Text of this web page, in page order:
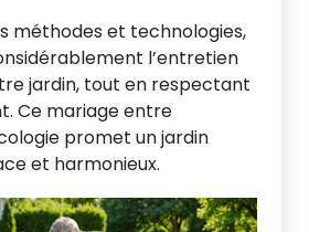
méthodes et technologies,
l’entretien
jardin, tout en respectant
Ce mariage entre
promet un jardin
et harmonieux.